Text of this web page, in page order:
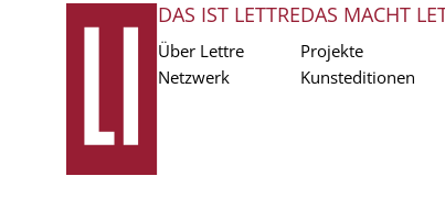
FUSSZEILE
DAS IST LETTRE
Über Lettre
Netzwerk
DAS MACHT
Projekte
Kunsteditionen